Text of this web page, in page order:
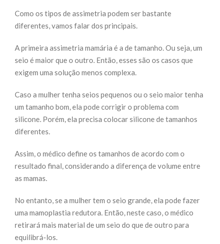
Como os tipos de assimetria podem ser bastante
diferentes, vamos falar dos principais.
A primeira assimetria mamária é a de tamanho. Ou seja, um
seio é maior que o outro. Então, esses são os casos que
exigem uma solução menos complexa.
Caso a mulher tenha seios pequenos ou o seio maior tenha
um tamanho bom, ela pode corrigir o problema com
silicone. Porém, ela precisa colocar silicone de tamanhos
diferentes.
Assim, o médico define os tamanhos de acordo com o
resultado final, considerando a diferença de volume entre
as mamas.
No entanto, se a mulher tem o seio grande, ela pode fazer
uma mamoplastia redutora. Então, neste caso, o médico
retirará mais material de um seio do que de outro para
equilibrá-los.